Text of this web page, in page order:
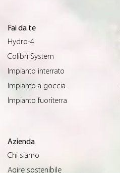
Fai da te
Hydro-4
Colibrì System
Impianto interrato
Impianto a goccia
Impianto fuoriterra
Azienda
Chi siamo
Agire sostenibile